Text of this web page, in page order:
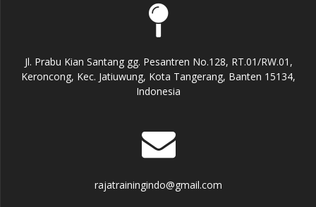
Jl. Prabu Kian Santang gg. Pesantren No.128, RT.01/RW.01,
Keroncong, Kec. Jatiuwung, Kota Tangerang, Banten 15134,
Indonesia
rajatrainingindo@gmail.com